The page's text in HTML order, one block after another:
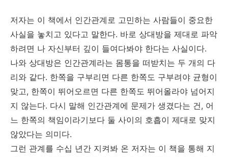
저자는 이 책에서 인간관계로 고민하는 사람들이 중요한
사실을 놓치고 있다고 말한다. 바로 상대방을 제대로 파악
하려면 나 자신부터 깊이 들여다봐야 한다는 사실이다.
나와 상대방은 인간관계라는 몸통을 떠받치는 두 개의 다
리와 같다. 한쪽을 구부리면 다른 한쪽도 구부려야 균형이
맞고, 한쪽이 뛰어오르면 다른 한쪽도 뛰어올라야 넘어지
지 않는다. 다시 말해 인간관계에 문제가 생겼다는 건, 어
느 한쪽의 책임이라기보다 둘 사이의 호흡이 제대로 맞지
않았다는 의미다.
그런 관계를 수십 년간 지켜봐 온 저자는 이 책을 통해 지